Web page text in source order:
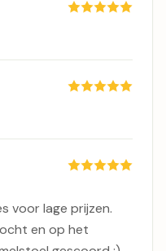
voor lage prijzen.
en op het